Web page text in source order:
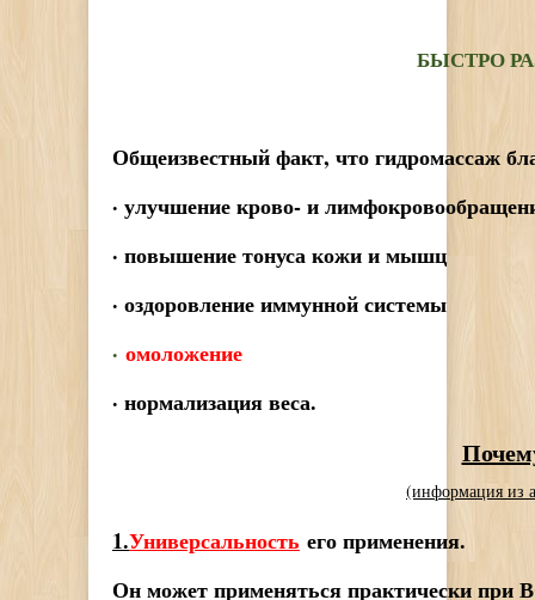
БЫСТРО
Общеизвестный факт, что гидромассаж
· улучшение крово- и
· повышение тонуса кожи и мышц
· оздоровление иммунной системы
· омоложение
· нормализация веса.
(информация из
1.Универсальность его применения.
Он может применяться практически при